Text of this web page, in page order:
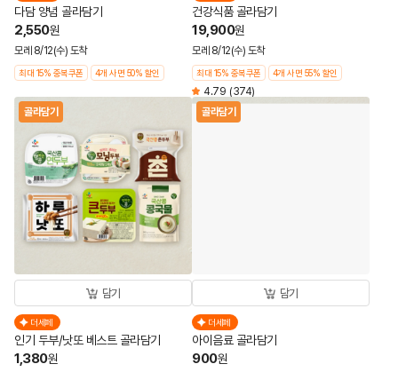
다담 양념 골라담기
2,550원
모레 8/12(수) 도착
최대 15% 중복쿠폰 4개 사면 50% 할인
건강식품 골라담기
19,900원
모레 8/12(수) 도착
최대 15% 중복쿠폰 4개 사면 55% 할인
4.79 (374)
골라담기
담기
더세페
인기 두부/낫또 베스트 골라담기
1,380원
골라담기
담기
더세페
아이음료 골라담기
900원